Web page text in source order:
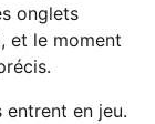
onglets
et le moment
entrent en jeu.